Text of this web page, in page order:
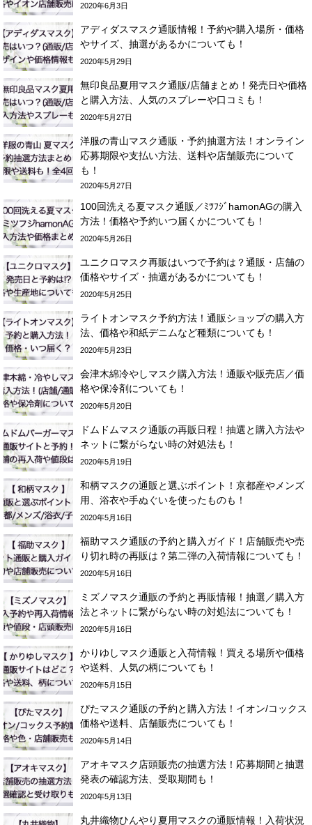
2020年6月3日
アディダスマスク通販情報！予約や購入場所・価格
やサイズ、抽選があるかについても！
2020年5月29日
無印良品夏用マスク通販/店舗まとめ！発売日や価格
と購入方法、人気のスプレーや口コミも！
2020年5月27日
洋服の青山マスク通販・予約抽選方法！オンライン
応募期限や支払い方法、送料や店舗販売について
も！
2020年5月27日
100回洗える夏マスク通販／ﾐﾂﾌｼﾞhamonAGの購入
方法！価格や予約いつ届くかについても！
2020年5月26日
ユニクロマスク再販はいつで予約は？通販・店舗の
価格やサイズ・抽選があるかについても！
2020年5月25日
ライトオンマスク予約方法！通販ショップの購入方
法、価格や和紙デニムなど種類についても！
2020年5月23日
会津木綿冷やしマスク購入方法！通販や販売店／価
格や保冷剤についても！
2020年5月20日
ドムドムマスク通販の再販日程！抽選と購入方法や
ネットに繋がらない時の対処法も！
2020年5月19日
和柄マスクの通販と選ぶポイント！京都産やメンズ
用、浴衣や手ぬぐいを使ったものも！
2020年5月16日
福助マスク通販の予約と購入ガイド！店舗販売や売
り切れ時の再販は？第二弾の入荷情報についても！
2020年5月16日
ミズノマスク通販の予約と再販情報！抽選／購入方
法とネットに繋がらない時の対処法についても！
2020年5月16日
かりゆしマスク通販と入荷情報！買える場所や価格
や送料、人気の柄についても！
2020年5月15日
ぴたマスク通販の予約と購入方法！イオン/コックス
価格や送料、店舗販売についても！
2020年5月14日
アオキマスク店頭販売の抽選方法！応募期間と抽選
発表の確認方法、受取期間も！
2020年5月13日
丸井織物ひんやり夏用マスクの通販情報！入荷状況